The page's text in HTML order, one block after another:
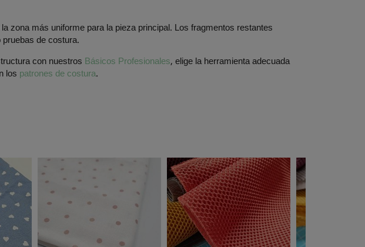
zona más uniforme para la pieza principal. Los fragmentos restantes
de costura.
con nuestros Básicos Profesionales, elige la herramienta adecuada
los patrones de costura.